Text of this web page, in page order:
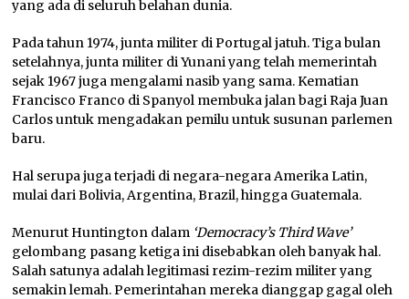
yang ada di seluruh belahan dunia.
Pada tahun 1974, junta militer di Portugal jatuh. Tiga bulan
setelahnya, junta militer di Yunani yang telah memerintah
sejak 1967 juga mengalami nasib yang sama. Kematian
Francisco Franco di Spanyol membuka jalan bagi Raja Juan
Carlos untuk mengadakan pemilu untuk susunan parlemen
baru.
Hal serupa juga terjadi di negara-negara Amerika Latin,
mulai dari Bolivia, Argentina, Brazil, hingga Guatemala.
Menurut Huntington dalam ‘Democracy’s Third Wave’
gelombang pasang ketiga ini disebabkan oleh banyak hal.
Salah satunya adalah legitimasi rezim-rezim militer yang
semakin lemah. Pemerintahan mereka dianggap gagal oleh